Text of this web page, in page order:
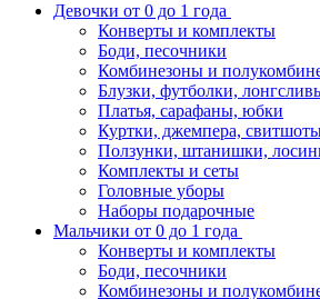
Девочки от 0 до 1 года
Конверты и комплекты
Боди, песочники
Комбинезоны и
Блузки, футболки,
Платья, сарафаны, юбки
Куртки, джемпера,
Ползунки, штанишки,
Комплекты и сеты
Головные уборы
Наборы подарочные
Мальчики от 0 до 1 года
Конверты и комплекты
Боди, песочники
Комбинезоны и